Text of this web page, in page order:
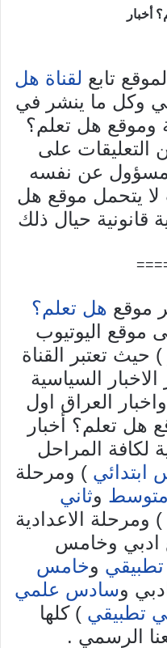
أخبار
تابع لقناة هل
وكل ما ينشر في
وموقع هل تعلم؟
التعليقات على
عن نفسه
لا يتحمل موقع هل
قانونية حيال ذلك
موقع هل تعلم؟
موقع اليوتيوب
) حيث تعتبر القناة
السياسية
واخبار العراق اول
هل تعلم؟ أخبار
لكافة المراحل
ابتدائي ) ومرحلة
وثاني
) ومرحلة الاعدادية
ادبي وخامس
وخامس
وسادس علمي
تطبيقي ) كلها
الرسمي .